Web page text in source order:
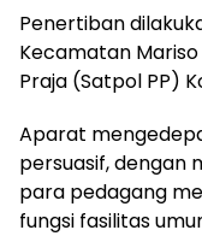
Penertiban
Kecamatan
Praja (Satpol PP)
Aparat
persuasif, dengan
para pedagang
fungsi fasilitas